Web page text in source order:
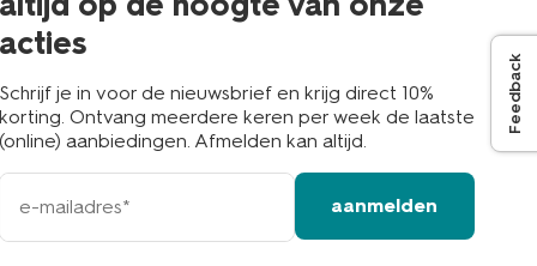
acties
Schrijf je in voor de nieuwsbrief en krijg direct 10%
korting. Ontvang meerdere keren per week de laatste
(online) aanbiedingen. Afmelden kan altijd.
e-
mailadres
aanmelden
Feedback